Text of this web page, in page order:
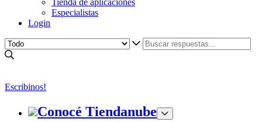
Tienda de aplicaciones
Especialistas
Login
Escribinos!
Conocé Tiendanube